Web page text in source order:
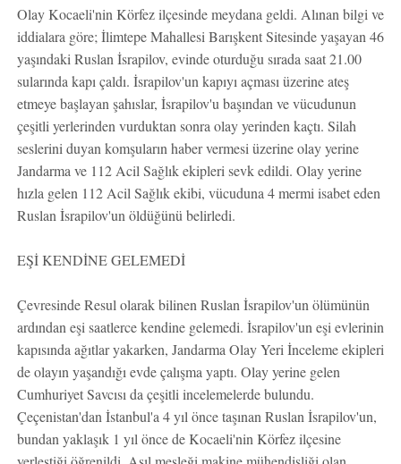
Olay Kocaeli'nin Körfez ilçesinde meydana geldi. Alınan bilgi ve
iddialara göre; İlimtepe Mahallesi Barışkent Sitesinde yaşayan 46
yaşındaki Ruslan İsrapilov, evinde oturduğu sırada saat 21.00
sularında kapı çaldı. İsrapilov'un kapıyı açması üzerine ateş
etmeye başlayan şahıslar, İsrapilov'u başından ve vücudunun
çeşitli yerlerinden vurduktan sonra olay yerinden kaçtı. Silah
seslerini duyan komşuların haber vermesi üzerine olay yerine
Jandarma ve 112 Acil Sağlık ekipleri sevk edildi. Olay yerine
hızla gelen 112 Acil Sağlık ekibi, vücuduna 4 mermi isabet eden
Ruslan İsrapilov'un öldüğünü belirledi.
EŞİ KENDİNE GELEMEDİ
Çevresinde Resul olarak bilinen Ruslan İsrapilov'un ölümünün
ardından eşi saatlerce kendine gelemedi. İsrapilov'un eşi evlerinin
kapısında ağıtlar yakarken, Jandarma Olay Yeri İnceleme ekipleri
de olayın yaşandığı evde çalışma yaptı. Olay yerine gelen
Cumhuriyet Savcısı da çeşitli incelemelerde bulundu.
Çeçenistan'dan İstanbul'a 4 yıl önce taşınan Ruslan İsrapilov'un,
bundan yaklaşık 1 yıl önce de Kocaeli'nin Körfez ilçesine